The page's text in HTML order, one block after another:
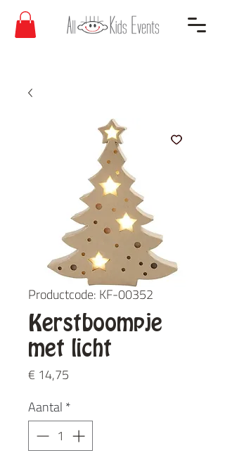
Productcode: KF-00352
Kerstboompje
met licht
€ 14,75
Aantal*